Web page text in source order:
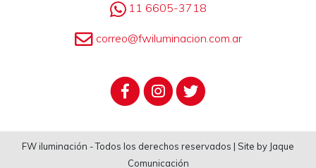
11 6605-3718
correo@fwiluminacion.com.ar
FW iluminación - Todos los derechos reservados | Site by Jaque
Comunicación